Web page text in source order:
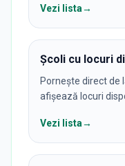
Vezi lista→
Școli cu locuri
Pornește direct de
afișează locuri
Vezi lista→